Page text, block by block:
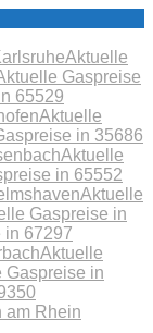
Aktuelle
Gaspreise
65529
Aktuelle
in 35686
Aktuelle
in 65552
Aktuelle
Gaspreise in
in 67297
Aktuelle
Gaspreise in
am Rhein